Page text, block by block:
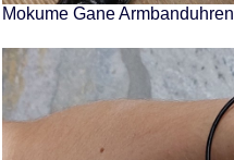
Mokume Gane Armbanduhren